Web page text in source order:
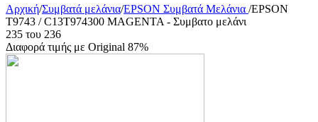
Αρχική/Συμβατά μελάνια/EPSON Συμβατά Μελάνια /EPSON
T9743 / C13T974300 MAGENTA - Συμβατο μελάνι
235 του 236
Διαφορά τιμής με Original 87%